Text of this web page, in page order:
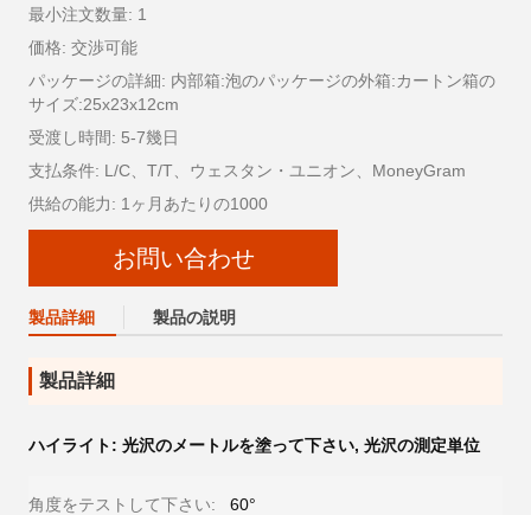
最小注文数量: 1
価格: 交渉可能
パッケージの詳細: 内部箱:泡のパッケージの外箱:カートン箱の
サイズ:25x23x12cm
受渡し時間: 5-7幾日
支払条件: L/C、T/T、ウェスタン・ユニオン、MoneyGram
供給の能力: 1ヶ月あたりの1000
お問い合わせ
製品詳細 製品の説明
製品詳細
ハイライト: 光沢のメートルを塗って下さい, 光沢の測定単位
角度をテストして下さい: 60°